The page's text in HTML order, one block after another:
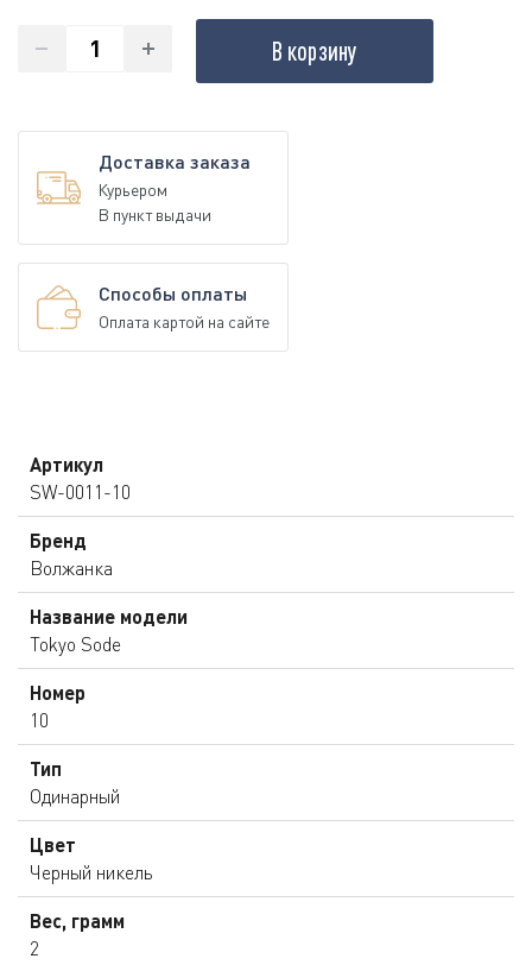
В корзину
Доставка заказа
Курьером
В пункт выдачи
Способы оплаты
Оплата картой на сайте
Артикул
SW-0011-10
Бренд
Волжанка
Название модели
Tokyo Sode
Номер
10
Тип
Одинарный
Цвет
Черный никель
Вес, грамм
2